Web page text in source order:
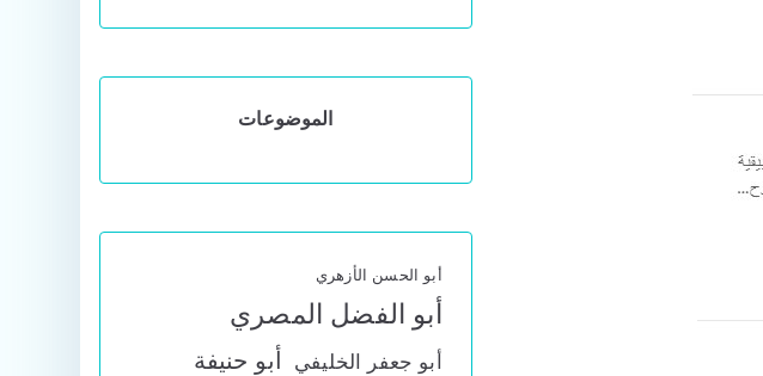
الموضوعات
أبو الحسن الأزهري
أبو الفضل المصري
أبو جعفر الخليفي أبو حنيفة